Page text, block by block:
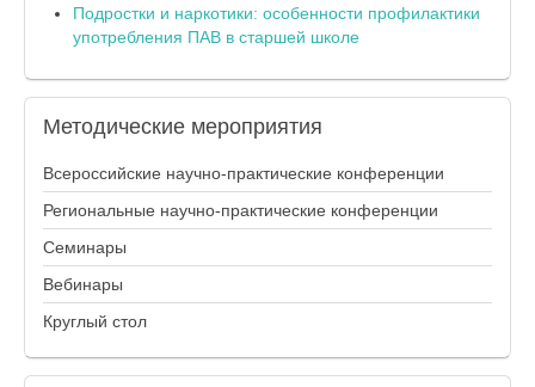
Подростки и наркотики: особенности профилактики
употребления ПАВ в старшей школе
Методические мероприятия
Всероссийские научно-практические конференции
Региональные научно-практические конференции
Семинары
Вебинары
Круглый стол